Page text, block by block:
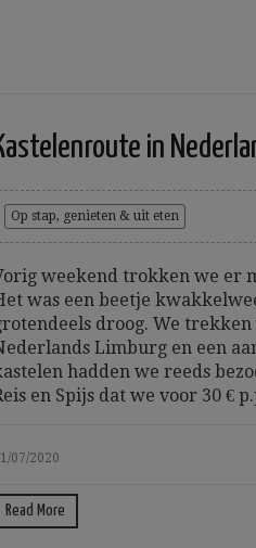
in
Op stap, genieten & uit eten
weekend trokken we er
was een beetje
droog. We
Limburg en een
hadden we reeds
en Spijs dat we voor 30 €
07/2020
Read More